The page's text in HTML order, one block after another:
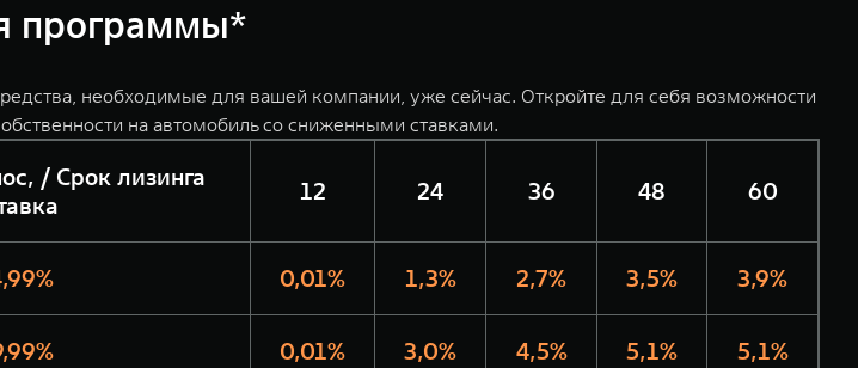
программы*
необходимые для вашей компании, уже сейчас. Откройте для себя возможности
на автомобиль со сниженными ставками.
/ Срок лизинга
12 24 36 48 60
0,01% 1,3% 2,7% 3,5% 3,9%
0,01% 3,0% 4,5% 5,1% 5,1%